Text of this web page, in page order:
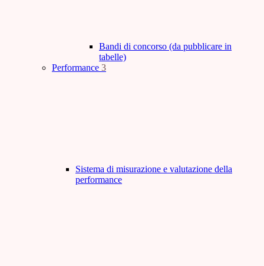
Bandi di concorso (da pubblicare in
tabelle)
Performance 3
Sistema di misurazione e valutazione della
performance